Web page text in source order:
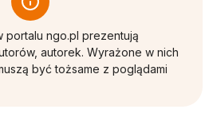
portalu ngo.pl prezentują
autorek. Wyrażone w nich
być tożsame z poglądami